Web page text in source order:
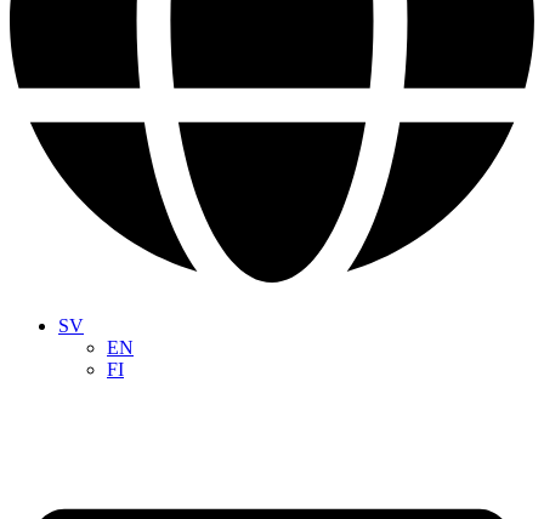
SV
EN
FI